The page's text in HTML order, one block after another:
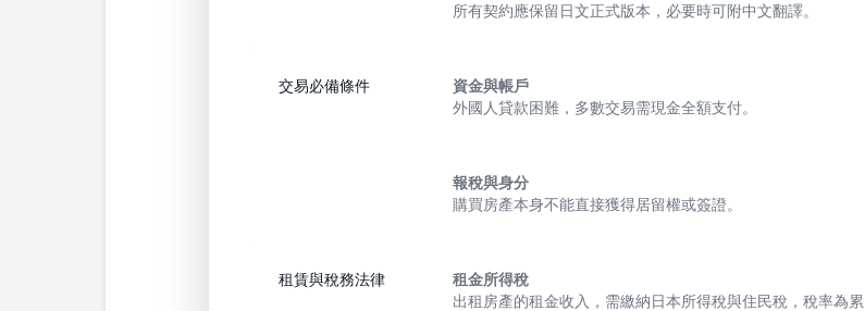
所有契約應保留日文正式版本，必要時可附中文翻譯。
交易必備條件
資金與帳戶
外國人貸款困難，多數交易需現金全額支付。
報稅與身分
購買房產本身不能直接獲得居留權或簽證。
租賃與稅務法律
租金所得稅
出租房產的租金收入，需繳納日本所得稅與住民稅，稅率為累